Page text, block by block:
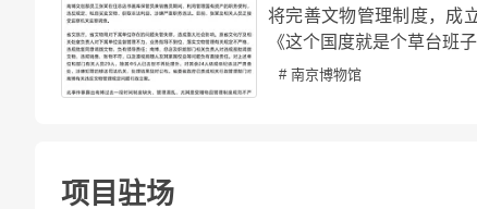
将完善文物管理制度，成
《这个国度就是个草台班
# 南京博物馆
项目驻场